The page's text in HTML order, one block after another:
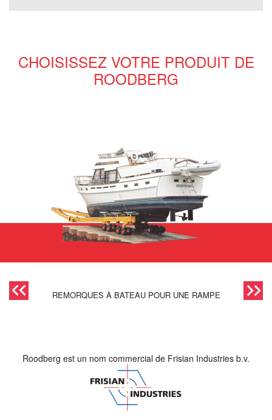
CHOISISSEZ VOTRE PRODUIT DE
ROODBERG
REMORQUES À BATEAU POUR UNE RAMPE
Roodberg est un nom commercial de Frisian Industries b.v.